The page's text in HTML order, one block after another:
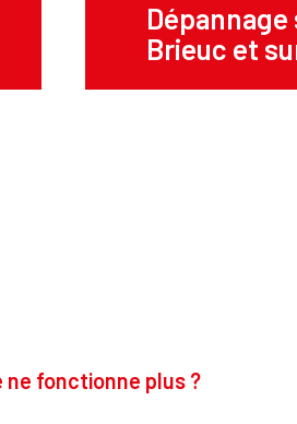
Brieuc et
fonctionne plus ?